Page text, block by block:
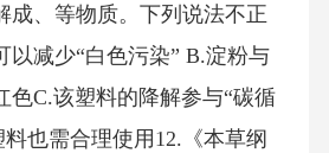
成、等物质。下列说法不正
以减少“白色污染” B.淀粉与
色C.该塑料的降解参与“碳循
也需合理使用12.《本草纲